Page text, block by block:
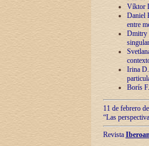
Víktor
Daniel
entre
Dmitry
Irina
Borís
11 de febrero
“Las
Revista